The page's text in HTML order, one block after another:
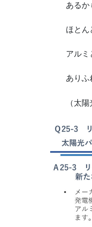
あるかも
ほとん
アルミと
ありふれ
（太陽光